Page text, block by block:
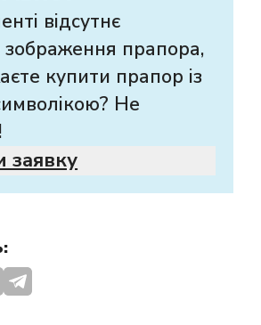
відсутнє
зображення прапора,
купити прапор із
Не
заявку